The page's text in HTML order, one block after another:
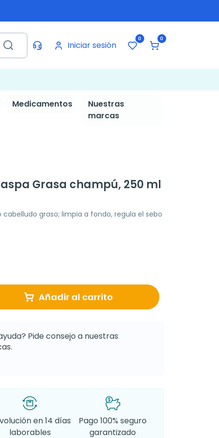
Iniciar sesión
0 0
Medicamentos
Nuestras
marcas
Grasa champú, 250 ml
graso; limpia a fondo, regula el sebo
Añadir al carrito
Pide consejo a nuestras
en 14 días
laborables
Pago 100% seguro
garantizado